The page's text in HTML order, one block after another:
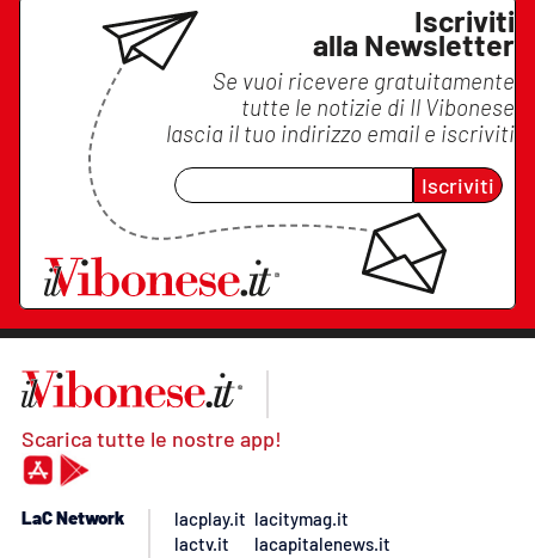
Iscriviti
alla Newsletter
Se vuoi ricevere gratuitamente
tutte le notizie di Il Vibonese
lascia il tuo indirizzo email e iscriviti
Iscriviti
Scarica tutte le nostre app!
LaC Network
lacplay.it
lactv.it
lacitymag.it
lacapitalenews.it